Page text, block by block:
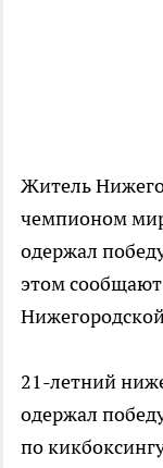
Житель
чемпионом
одержал
этом
21-летний
одержал
по